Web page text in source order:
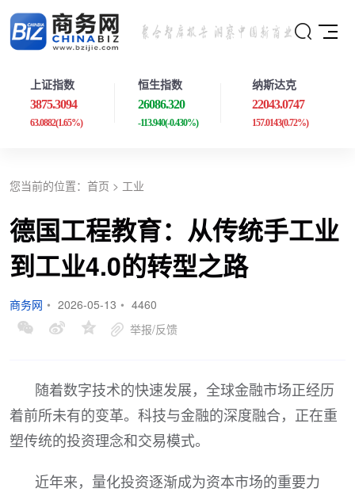
上证指数
3875.3094
63.0882(1.65%)
恒生指数
26086.320
-113.940(-0.430%)
纳斯达克
22043.0747
157.0143(0.72%)
您当前的位置： 首页 > 工业
德国工程教育：从传统手工业
到工业4.0的转型之路
商务网 • 2026-05-13 • 4460
举报/反馈
随着数字技术的快速发展，全球金融市场正经历
着前所未有的变革。科技与金融的深度融合，正在重
塑传统的投资理念和交易模式。
近年来，量化投资逐渐成为资本市场的重要力